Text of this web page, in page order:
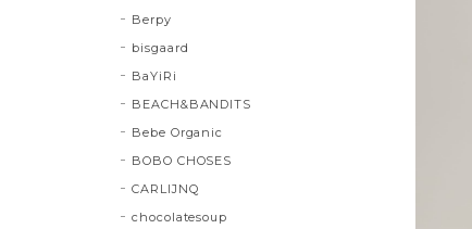
Berpy
bisgaard
BaYiRi
BEACH&BANDITS
Bebe Organic
BOBO CHOSES
CARLIJNQ
chocolatesoup